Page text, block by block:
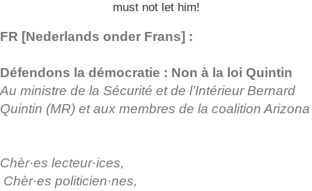
must not let him!
FR [Nederlands onder Frans] :
Défendons la démocratie : Non à la loi Quintin
Au ministre de la Sécurité et de l’Intérieur Bernard
Quintin (MR) et aux membres de la coalition Arizona
Chèr·es lecteur·ices,
Chèr·es politicien·nes,